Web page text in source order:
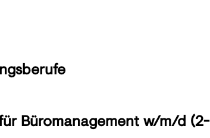
Büromanagement w/m/d (2-